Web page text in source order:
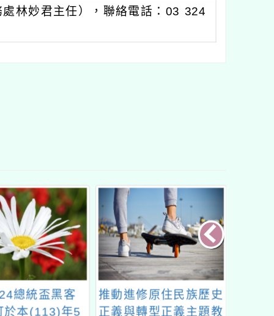
林妙君主任），聯絡電話：03 324
總統盃黑客
於本(113)年5
推動進修原住民族歷史
正義與轉型正義主題教